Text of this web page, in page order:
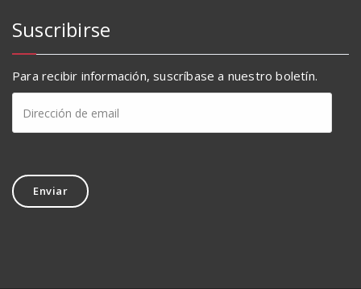
Suscribirse
Para recibir información, suscríbase a nuestro boletín.